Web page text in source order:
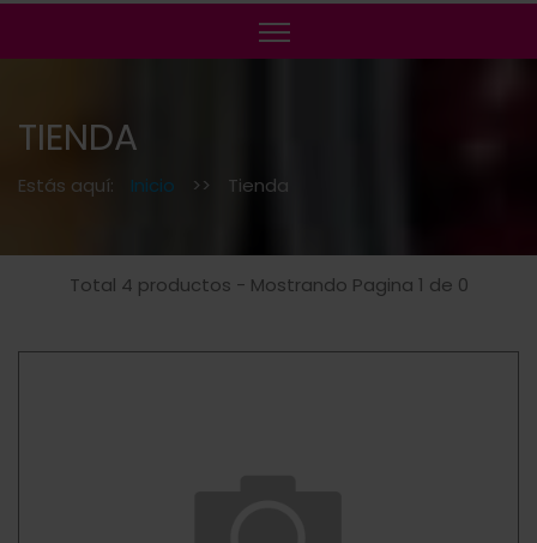
TIENDA
Estás aquí: Inicio >> Tienda
Total 4 productos - Mostrando Pagina 1 de 0